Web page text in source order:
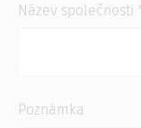
Název společnosti
Poznámka